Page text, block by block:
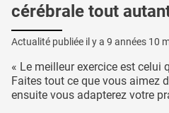
cérébrale tout
Actualité publiée il y a 9 années 10
« Le meilleur exercice est celui
Faites tout ce que vous aimez
ensuite vous adapterez votre